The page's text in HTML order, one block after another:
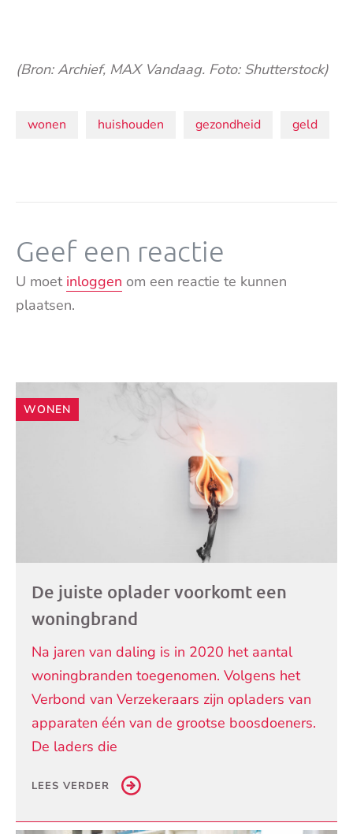
(Bron: Archief, MAX Vandaag. Foto: Shutterstock)
Onderwerpen:
wonen huishouden gezondheid geld
Geef een reactie
U moet inloggen om een reactie te kunnen
plaatsen.
Andere
artikelen
WONEN
De juiste oplader voorkomt een
woningbrand
Na jaren van daling is in 2020 het aantal
woningbranden toegenomen. Volgens het
Verbond van Verzekeraars zijn opladers van
apparaten één van de grootse boosdoeners.
De laders die
LEES VERDER